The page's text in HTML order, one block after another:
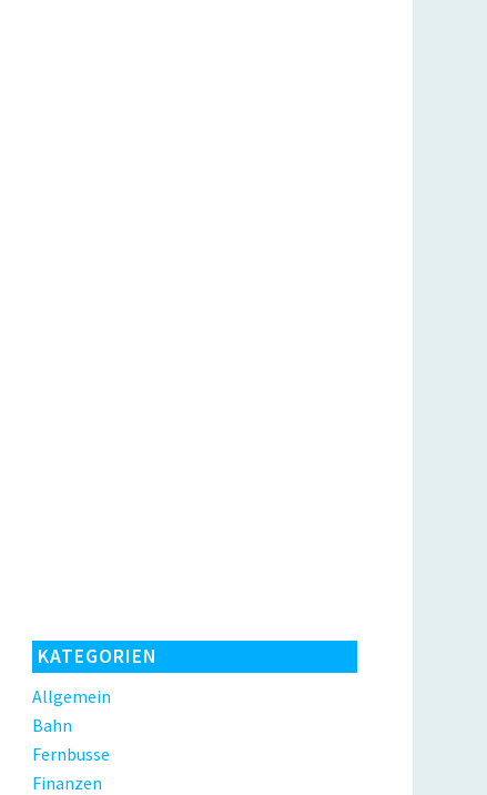
KATEGORIEN
Allgemein
Bahn
Fernbusse
Finanzen